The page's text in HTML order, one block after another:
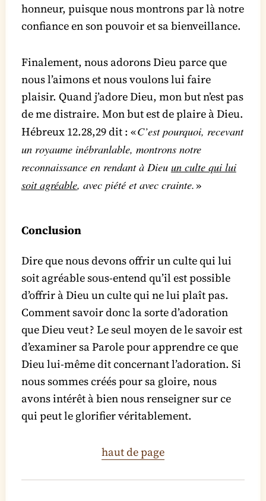
honneur, puisque nous montrons par là notre
confiance en son pouvoir et sa bienveillance.
Finalement, nous adorons Dieu parce que
nous l’aimons et nous voulons lui faire
plaisir. Quand j’adore Dieu, mon but n’est pas
de me distraire. Mon but est de plaire à Dieu.
Hébreux 12.28,29 dit : «C’est pourquoi, recevant
un royaume inébranlable, montrons notre
reconnaissance en rendant à Dieu un culte qui lui
soit agréable, avec piété et avec crainte.»
Conclusion
Dire que nous devons offrir un culte qui lui
soit agréable sous-entend qu’il est possible
d’offrir à Dieu un culte qui ne lui plaît pas.
Comment savoir donc la sorte d’adoration
que Dieu veut ? Le seul moyen de le savoir est
d’examiner sa Parole pour apprendre ce que
Dieu lui-même dit concernant l’adoration. Si
nous sommes créés pour sa gloire, nous
avons intérêt à bien nous renseigner sur ce
qui peut le glorifier véritablement.
haut de page